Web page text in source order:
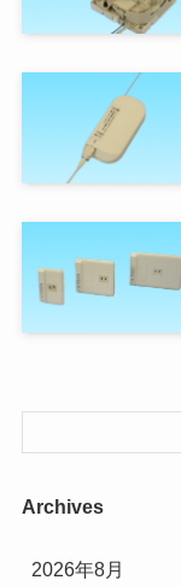
Archives
2026年8月